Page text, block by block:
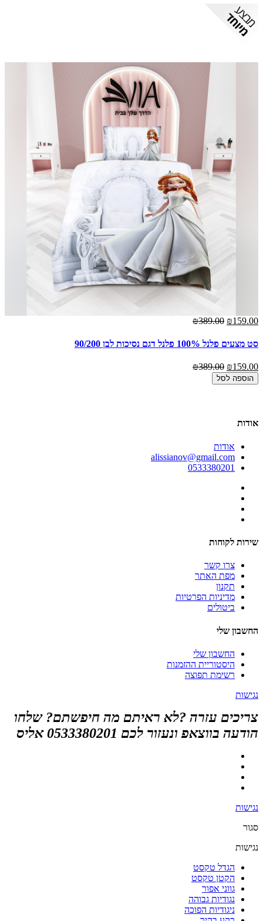
₪159.00
₪389.00
סט מצעים פלנל 100% פלנל דגם נסיכות לבן 90/200
₪159.00
₪389.00
הוספה לסל
אודות
אודות
alissianov@gmail.com
0533380201
שירות לקוחות
צרו קשר
מפת האתר
תקנון
מדיניות הפרטיות
ביטולים
החשבון שלי
החשבון שלי
היסטוריית ההזמנות
רשימת תפוצה
נגישות
צריכים עזרה ?לא ראיתם מה חיפשתם? שלחו
הודעה בווצאפ ונעזור לכם 0533380201 אליס
נגישות
סגור
נגישות
הגדל טקסט
הקטן טקסט
גווני אפור
נגודיות גבוהה
ניגודיות הפוכה